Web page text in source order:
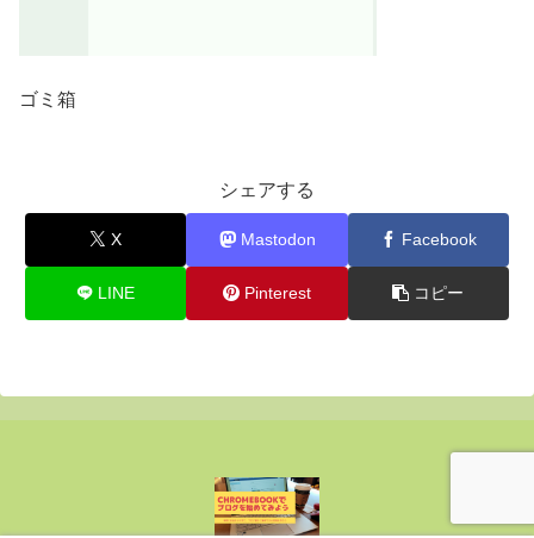
ゴミ箱
シェアする
X Mastodon Facebook
LINE Pinterest コピー